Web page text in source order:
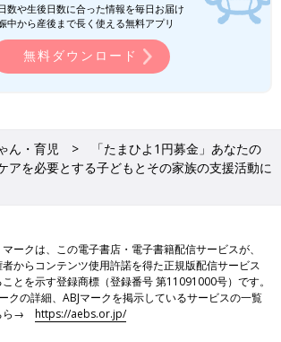
数や生後日数に合った情報を毎日お届け
中から産後まで長く使える無料アプリ
無料ダウンロード
ん・育児
「たまひよ1円募金」あなたの
アを必要とする子どもとその家族の支援活動に
マークは、この電子書店・電子書籍配信サービスが、
からコンテンツ使用許諾を得た正規版配信サービス
とを示す登録商標（登録番号 第11091000号）です。
クの詳細、ABJマークを掲示しているサービスの一覧
ら→https://aebs.or.jp/